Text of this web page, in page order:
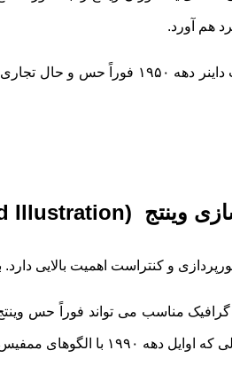
هم آورد.
اهمیت بالایی دارد. برای مثال، نور تند و خشن هلموت
و خطوط دور مشکی شناخته می ‌شود.